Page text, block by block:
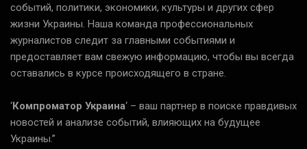
событий, политики, экономики, культуры и других сфер
жизни Украины. Наша команда профессиональных
журналистов следит за главными событиями и
предоставляет вам свежую информацию, чтобы вы всегда
оставались в курсе происходящего в стране.
‘Компроматор Украина‘ – ваш партнер в поиске правдивых
новостей и анализе событий, влияющих на будущее
Украины.”